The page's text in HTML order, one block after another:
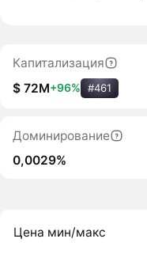
Капитализация
$ 72M+96% #461
Доминирование
0,0029%
Цена мин/макс